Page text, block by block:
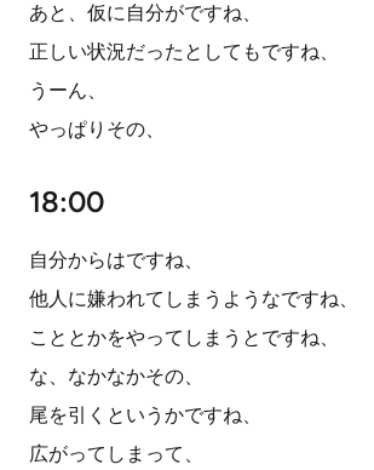
あと、仮に自分がですね、
正しい状況だったとしてもですね、
うーん、
やっぱりその、
18:00
自分からはですね、
他人に嫌われてしまうようなですね、
こととかをやってしまうとですね、
な、なかなかその、
尾を引くというかですね、
広がってしまって、